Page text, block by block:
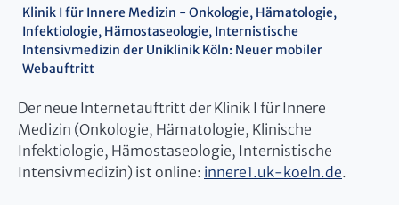
Klinik I für Innere Medizin - Onkologie, Hämatologie,
Infektiologie, Hämostaseologie, Internistische
Intensivmedizin der Uniklinik Köln: Neuer mobiler
Webauftritt
Der neue Internetauftritt der Klinik I für Innere
Medizin (Onkologie, Hämatologie, Klinische
Infektiologie, Hämostaseologie, Internistische
Intensivmedizin) ist online: innere1.uk-koeln.de.